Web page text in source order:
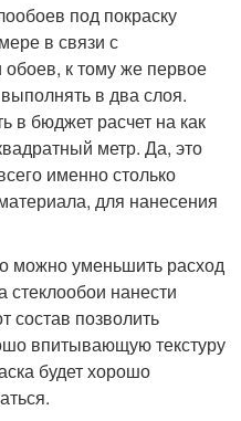
под покраску
в связи с
к тому же первое
в два слоя.
в бюджет расчет на как
метр. Да, это
именно столько
для нанесения
можно уменьшить расход
нанести
состав позволить
впитывающую текстуру
будет хорошо